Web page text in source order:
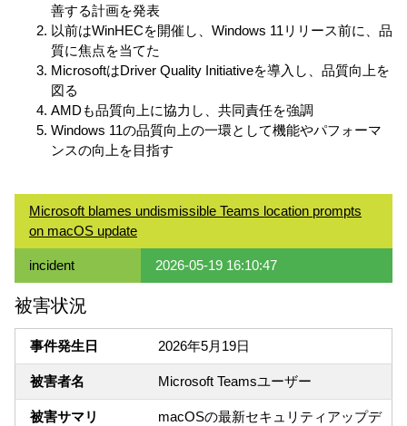
善する計画を発表
以前はWinHECを開催し、Windows 11リリース前に、品
質に焦点を当てた
MicrosoftはDriver Quality Initiativeを導入し、品質向上を
図る
AMDも品質向上に協力し、共同責任を強調
Windows 11の品質向上の一環として機能やパフォーマ
ンスの向上を目指す
Microsoft blames undismissible Teams location prompts
on macOS update
incident 2026-05-19 16:10:47
被害状況
事件発生日 2026年5月19日
被害者名 Microsoft Teamsユーザー
被害サマリ
macOSの最新セキュリティアップデ